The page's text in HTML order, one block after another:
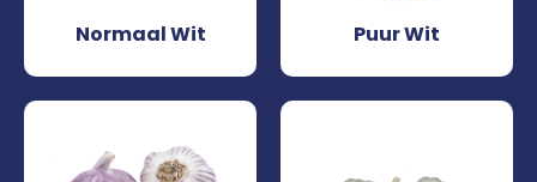
Normaal Wit Puur Wit